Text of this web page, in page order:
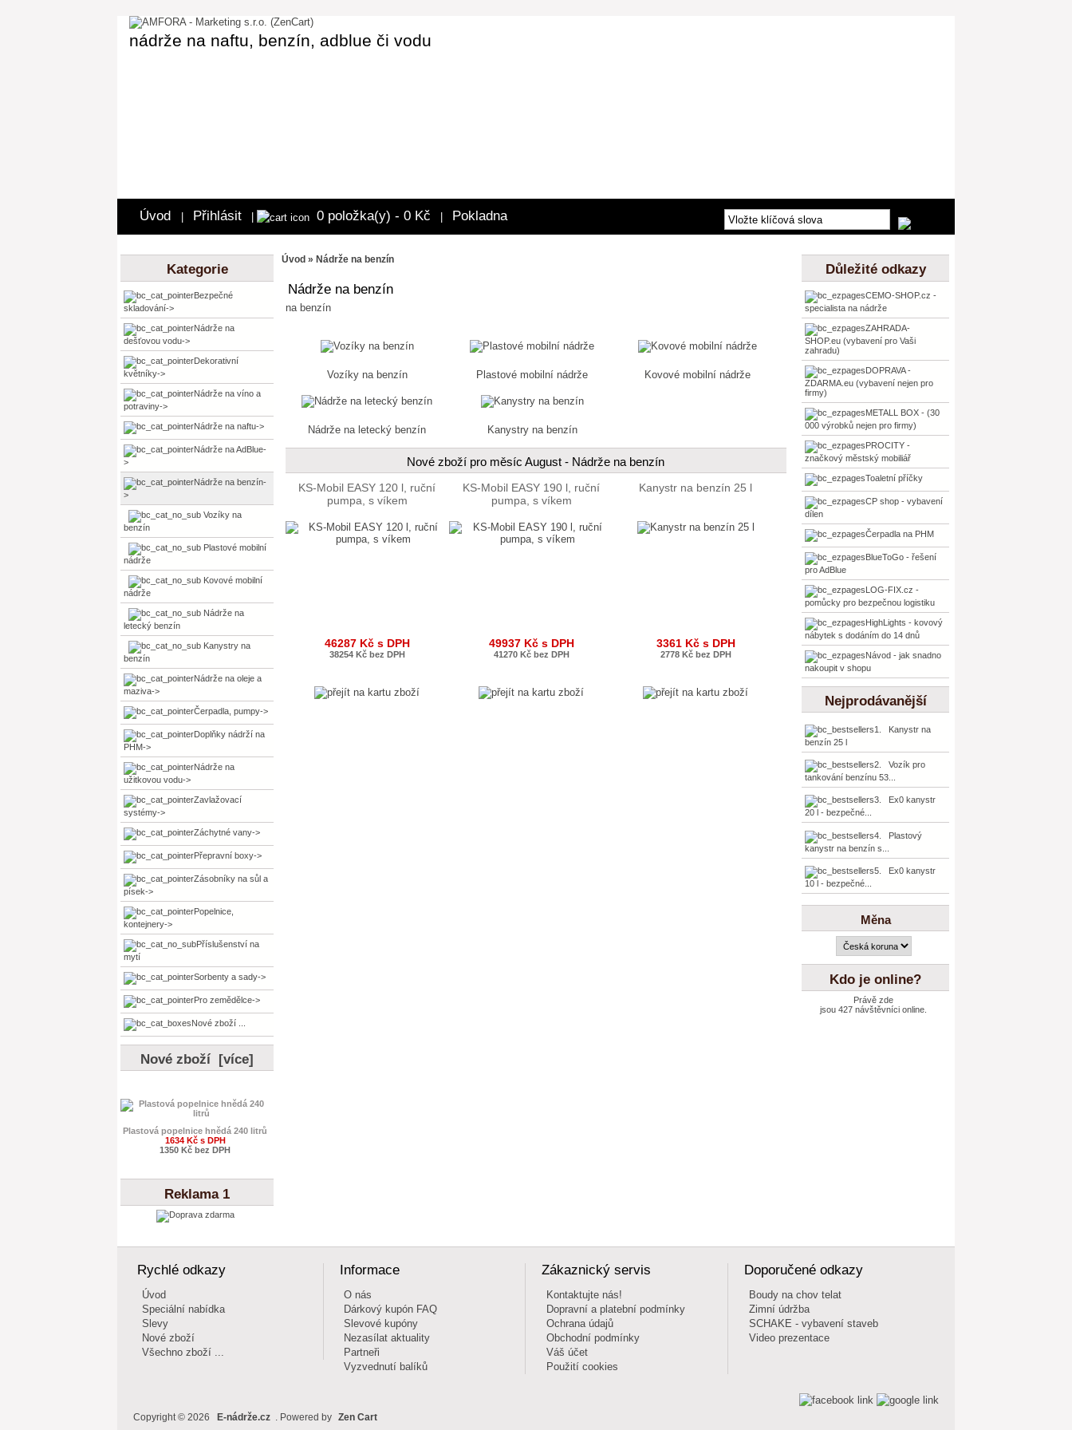
nádrže na naftu, benzín, adblue či vodu
Úvod Přihlásit 0 položka(y) - 0 Kč Pokladna
Kategorie
Bezpečné
skladování->
Nádrže na
dešťovou vodu->
Dekorativní
květníky->
Nádrže na víno a
potraviny->
Nádrže na naftu->
Nádrže na AdBlue-
>
Nádrže na benzín-
>
Vozíky na
benzín
Plastové mobilní
nádrže
Kovové mobilní
nádrže
Nádrže na
letecký benzín
Kanystry na
benzín
Nádrže na oleje a
maziva->
Čerpadla, pumpy->
Doplňky nádrží na
PHM->
Nádrže na
užitkovou vodu->
Zavlažovací
systémy->
Záchytné vany->
Přepravní boxy->
Zásobníky na sůl a
písek->
Popelnice,
kontejnery->
Příslušenství na
mytí
Sorbenty a sady->
Pro zemědělce->
Nové zboží ...
Nové zboží [více]
Plastová popelnice hnědá 240 litrů
1634 Kč s DPH
1350 Kč bez DPH
Reklama 1
Úvod » Nádrže na benzín
Nádrže na benzín
na benzín
Vozíky na benzín Plastové mobilní nádrže Kovové mobilní nádrže
Nádrže na letecký benzín Kanystry na benzín
Nové zboží pro měsíc August - Nádrže na benzín
KS-Mobil EASY 120 l, ruční
pumpa, s víkem
46287 Kč s DPH
38254 Kč bez DPH
KS-Mobil EASY 190 l, ruční
pumpa, s víkem
49937 Kč s DPH
41270 Kč bez DPH
Kanystr na benzín 25 l
3361 Kč s DPH
2778 Kč bez DPH
Důležité odkazy
CEMO-SHOP.cz -
specialista na nádrže
ZAHRADA-
SHOP.eu (vybavení pro Vaši
zahradu)
DOPRAVA -
ZDARMA.eu (vybavení nejen pro
firmy)
METALL BOX - (30
000 výrobků nejen pro firmy)
PROCITY -
značkový městský mobiliář
Toaletní příčky
CP shop - vybavení
dílen
Čerpadla na PHM
BlueToGo - řešení
pro AdBlue
LOG-FIX.cz -
pomůcky pro bezpečnou logistiku
HighLights - kovový
nábytek s dodáním do 14 dnů
Návod - jak snadno
nakoupit v shopu
Nejprodávanější
1. Kanystr na
benzín 25 l
2. Vozík pro
tankování benzínu 53...
3. Ex0 kanystr
20 l - bezpečné...
4. Plastový
kanystr na benzín s...
5. Ex0 kanystr
10 l - bezpečné...
Měna
Kdo je online?
Právě zde
jsou 427 návštěvníci online.
Rychlé odkazy
Úvod
Speciální nabídka
Slevy
Nové zboží
Všechno zboží ...
Informace
O nás
Dárkový kupón FAQ
Slevové kupóny
Nezasílat aktuality
Partneři
Vyzvednutí balíků
Zákaznický servis
Kontaktujte nás!
Dopravní a platební podmínky
Ochrana údajů
Obchodní podmínky
Váš účet
Použití cookies
Doporučené odkazy
Boudy na chov telat
Zimní údržba
SCHAKE - vybavení staveb
Video prezentace
Copyright © 2026 E-nádrže.cz . Powered by Zen Cart